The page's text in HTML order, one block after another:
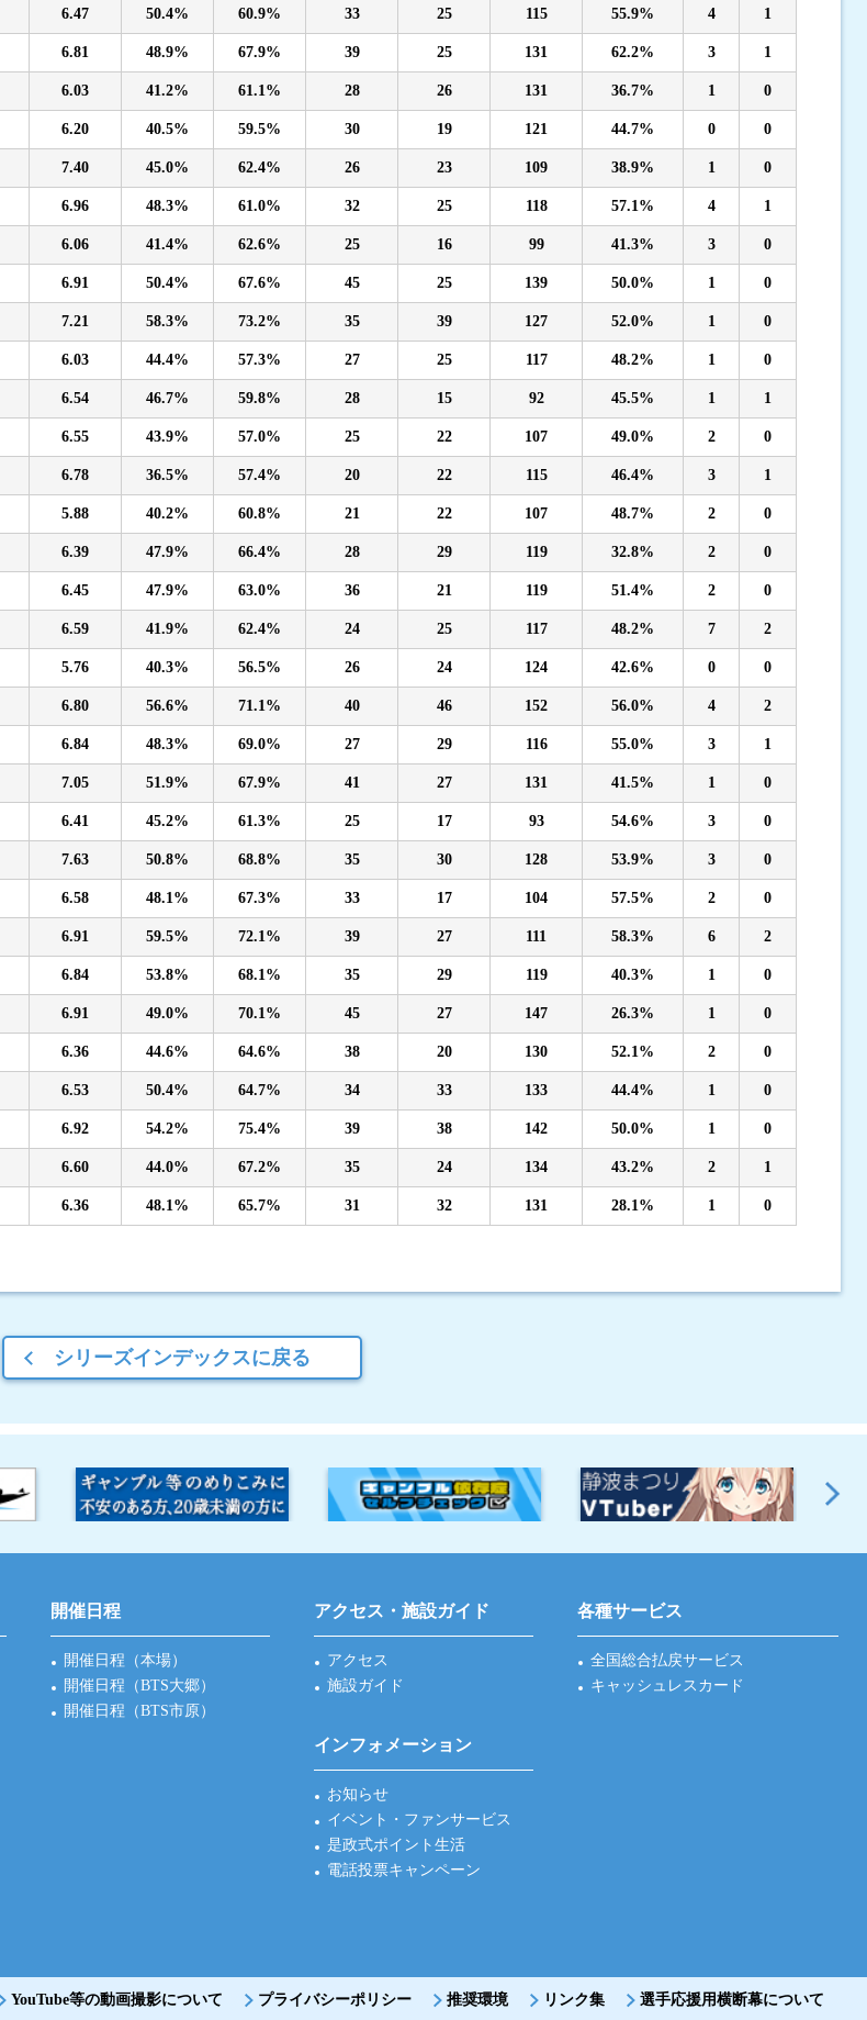
6.47 50.4% 60.9% 33 25 115 55.9% 4 1
6.81 48.9% 67.9% 39 25 131 62.2% 3 1
6.03 41.2% 61.1% 28 26 131 36.7% 1 0
6.20 40.5% 59.5% 30 19 121 44.7% 0 0
7.40 45.0% 62.4% 26 23 109 38.9% 1 0
6.96 48.3% 61.0% 32 25 118 57.1% 4 1
6.06 41.4% 62.6% 25 16 99 41.3% 3 0
6.91 50.4% 67.6% 45 25 139 50.0% 1 0
7.21 58.3% 73.2% 35 39 127 52.0% 1 0
6.03 44.4% 57.3% 27 25 117 48.2% 1 0
6.54 46.7% 59.8% 28 15 92 45.5% 1 1
6.55 43.9% 57.0% 25 22 107 49.0% 2 0
6.78 36.5% 57.4% 20 22 115 46.4% 3 1
5.88 40.2% 60.8% 21 22 107 48.7% 2 0
6.39 47.9% 66.4% 28 29 119 32.8% 2 0
6.45 47.9% 63.0% 36 21 119 51.4% 2 0
6.59 41.9% 62.4% 24 25 117 48.2% 7 2
5.76 40.3% 56.5% 26 24 124 42.6% 0 0
6.80 56.6% 71.1% 40 46 152 56.0% 4 2
6.84 48.3% 69.0% 27 29 116 55.0% 3 1
7.05 51.9% 67.9% 41 27 131 41.5% 1 0
6.41 45.2% 61.3% 25 17 93 54.6% 3 0
7.63 50.8% 68.8% 35 30 128 53.9% 3 0
6.58 48.1% 67.3% 33 17 104 57.5% 2 0
6.91 59.5% 72.1% 39 27 111 58.3% 6 2
6.84 53.8% 68.1% 35 29 119 40.3% 1 0
6.91 49.0% 70.1% 45 27 147 26.3% 1 0
6.36 44.6% 64.6% 38 20 130 52.1% 2 0
6.53 50.4% 64.7% 34 33 133 44.4% 1 0
6.92 54.2% 75.4% 39 38 142 50.0% 1 0
6.60 44.0% 67.2% 35 24 134 43.2% 2 1
6.36 48.1% 65.7% 31 32 131 28.1% 1 0
シリーズインデックスに戻る
開催日程
開催日程（本場）
開催日程（BTS大郷）
開催日程（BTS市原）
アクセス・施設ガイド
アクセス
施設ガイド
インフォメーション
お知らせ
イベント・ファンサービス
是政式ポイント生活
電話投票キャンペーン
各種サービス
全国総合払戻サービス
キャッシュレスカード
YouTube等の動画撮影について プライバシーポリシー 推奨環境 リンク集 選手応援用横断幕について